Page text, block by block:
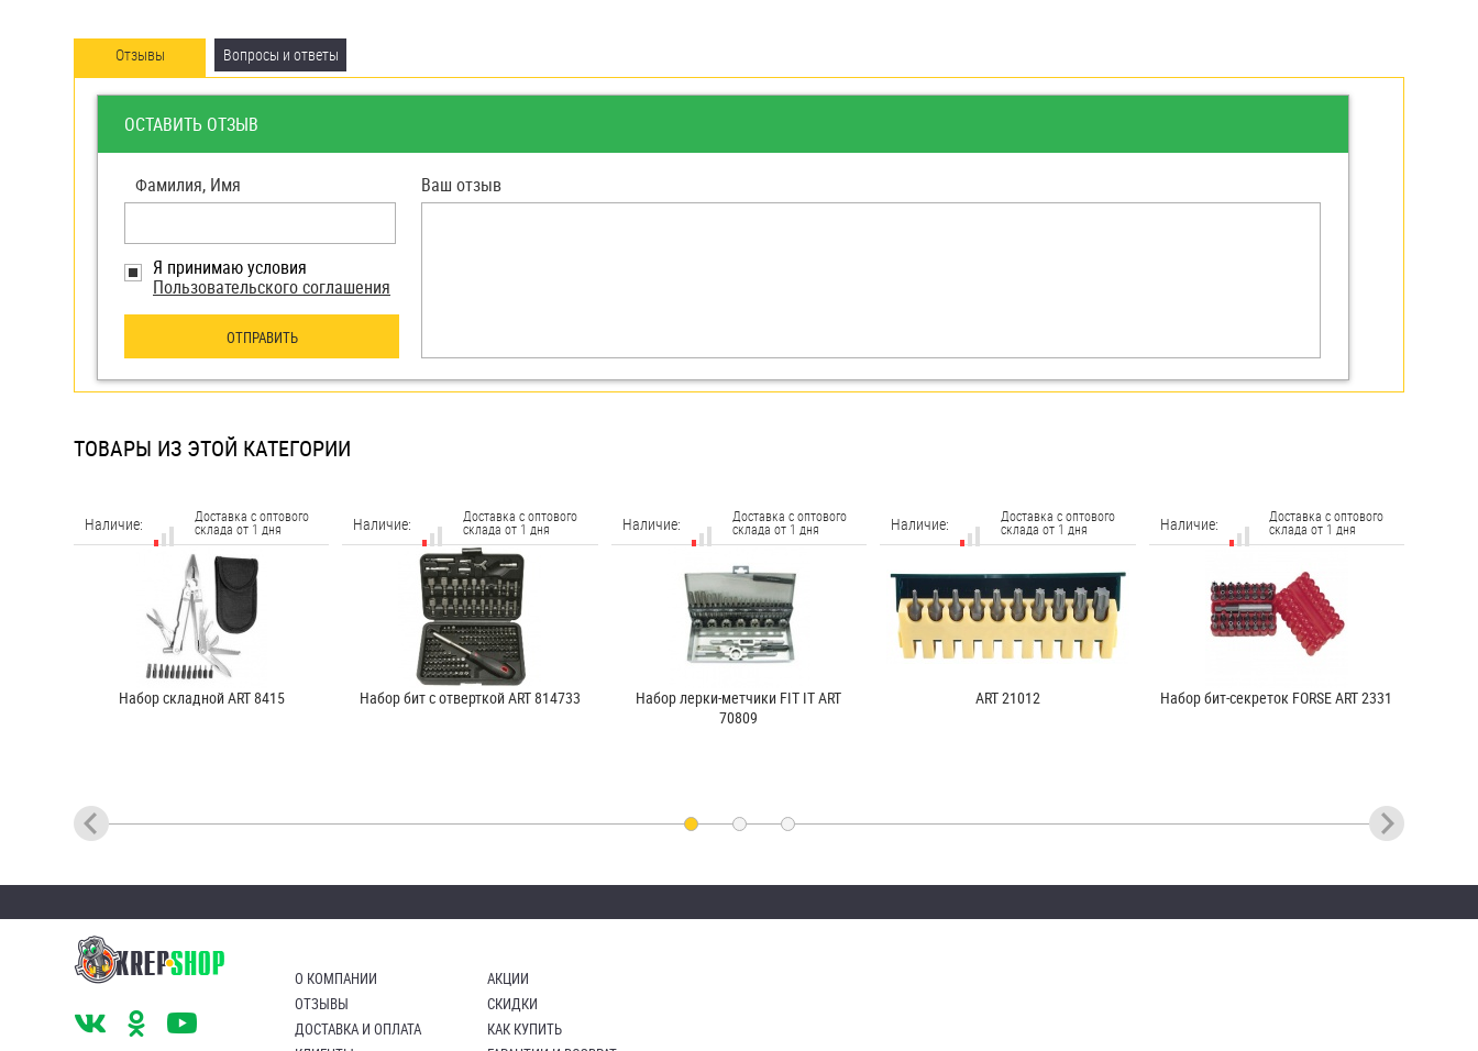
Оснастка и аксессуары для
Пробки
Саморезы и шурупы
Такелаж
Шайбы
Штифты и пальцы
Отзывы Вопросы и ответы
ОСТАВИТЬ ОТЗЫВ
Фамилия, Имя
Я принимаю условия
Пользовательского соглашения
ОТПРАВИТЬ
Ваш отзыв
ТОВАРЫ ИЗ ЭТОЙ КАТЕГОРИИ
Наличие: Доставка с оптового
склада от 1 дня
Набор складной ART 8415
Наличие: Доставка с оптового
склада от 1 дня
Набор бит с отверткой ART 814733
Наличие: Доставка с оптового
склада от 1 дня
Набор лерки-метчики FIT IT ART
70809
Наличие: Доставка с оптового
склада от 1 дня
ART 21012
Наличие: Доставка с оптового
склада от 1 дня
Набор бит-секреток FORSE ART 2331
Доставка с оптового
склада от 1 дня
Доставка с оптового
склада от 1 дня
Набор ключей АВТОДЕЛО ART
Доставка с оптового
ART TRX040METRIC
Доставка с оптового
склада от 1 дня
Доставка с оптового
склада от 1 дня
Набор отверточный + фонарь ART
Доставка с оптового
склада от 1 дня
Доставка с оптового
склада от 1 дня
Доставка с оптового
ART 5072
Доставка с оптового
склада от 1 дня
О КОМПАНИИ
ОТЗЫВЫ
ДОСТАВКА И ОПЛАТА
АКЦИИ
СКИДКИ
КАК КУПИТЬ